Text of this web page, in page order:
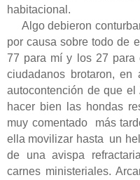
habitacional.
Algo debieron
por causa sobre todo de
77 para mí y los 27 para
ciudadanos brotaron, en
autocontención de que el
hacer bien las hondas
muy comentado
más
ella movilizar hasta un
de una avispa
carnes ministeriales.